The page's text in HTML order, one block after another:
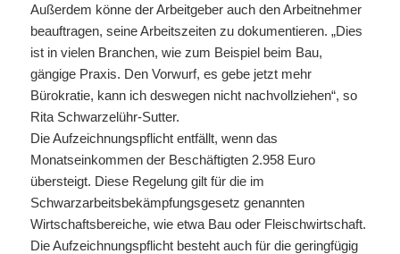
Außerdem könne der Arbeitgeber auch den Arbeitnehmer
beauftragen, seine Arbeitszeiten zu dokumentieren. „Dies
ist in vielen Branchen, wie zum Beispiel beim Bau,
gängige Praxis. Den Vorwurf, es gebe jetzt mehr
Bürokratie, kann ich deswegen nicht nachvollziehen“, so
Rita Schwarzelühr-Sutter.
Die Aufzeichnungspflicht entfällt, wenn das
Monatseinkommen der Beschäftigten 2.958 Euro
übersteigt. Diese Regelung gilt für die im
Schwarzarbeitsbekämpfungsgesetz genannten
Wirtschaftsbereiche, wie etwa Bau oder Fleischwirtschaft.
Die Aufzeichnungspflicht besteht auch für die geringfügig